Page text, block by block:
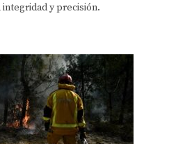
integridad y precisión.